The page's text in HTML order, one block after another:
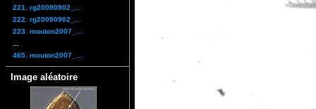
221. rg20090902_...
222. rg20090902_...
223. mouton2007_...
465. mouton2007_...
Image aléatoire